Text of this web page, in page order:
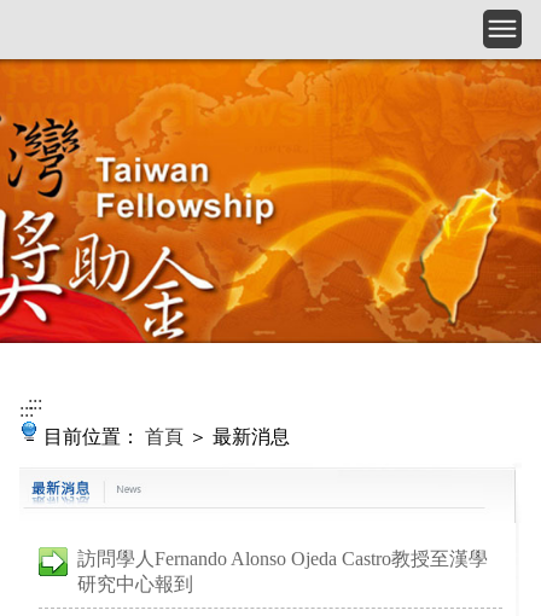
::::::
目前位置： 首頁 ＞ 最新消息
訪問學人Fernando Alonso Ojeda Castro教授至漢學
研究中心報到